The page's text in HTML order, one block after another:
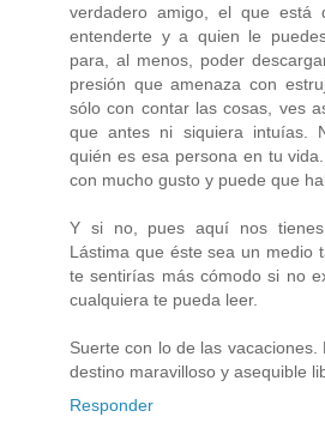
verdadero amigo, el que está
entenderte y a quien le
para, al menos, poder
presión que amenaza con
sólo con contar las cosas, ves
que antes ni siquiera intuías.
quién es esa persona en tu
con mucho gusto y puede que
Y si no, pues aquí nos
Lástima que éste sea un medio
te sentirías más cómodo si no
cualquiera te pueda leer.
Suerte con lo de las
destino maravilloso y asequible
Responder